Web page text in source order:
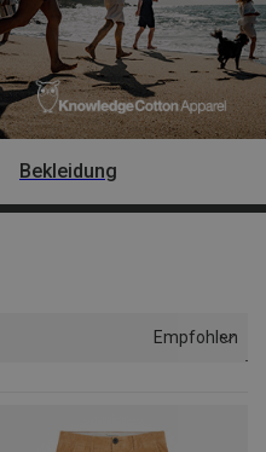
Bekleidung
Empfohlen